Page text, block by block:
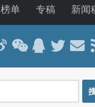
榜单 专稿 新闻